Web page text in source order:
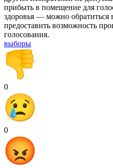
прибыть в помещение для
здоровья — можно
предоставить возможность
голосования.
выборы
0
0